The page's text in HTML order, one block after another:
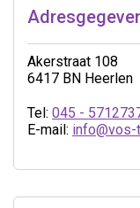
Akerstraat 108
6417 BN Heerlen
Tel: 045 -
E-mail: info@vos-